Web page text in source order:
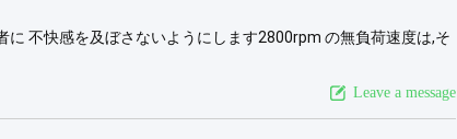
不快感を及ぼさないようにします2800rpm の無負荷速度は,そ
Leave a message